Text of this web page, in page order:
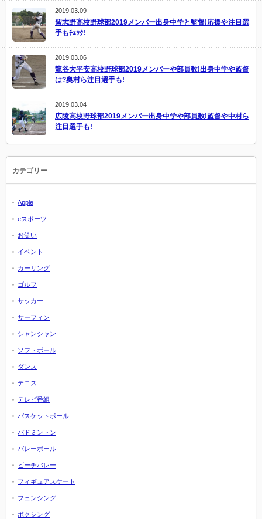
2019.03.09
習志野高校野球部2019メンバー出身中学と監督!応援や注目選
手もﾁｪｯｸ!
2019.03.06
龍谷大平安高校野球部2019メンバーや部員数!出身中学や監督
は?奥村ら注目選手も!
2019.03.04
広陵高校野球部2019メンバー出身中学や部員数!監督や中村ら
注目選手も!
カテゴリー
Apple
eスポーツ
お笑い
イベント
カーリング
ゴルフ
サッカー
サーフィン
シャンシャン
ソフトボール
ダンス
テニス
テレビ番組
バスケットボール
バドミントン
バレーボール
ビーチバレー
フィギュアスケート
フェンシング
ボクシング